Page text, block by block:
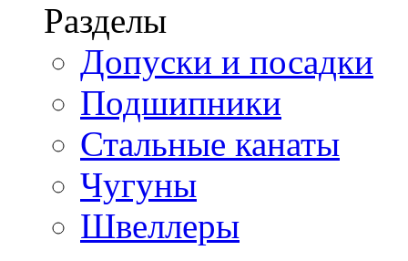
Разделы
Допуски и посадки
Подшипники
Стальные канаты
Чугуны
Швеллеры